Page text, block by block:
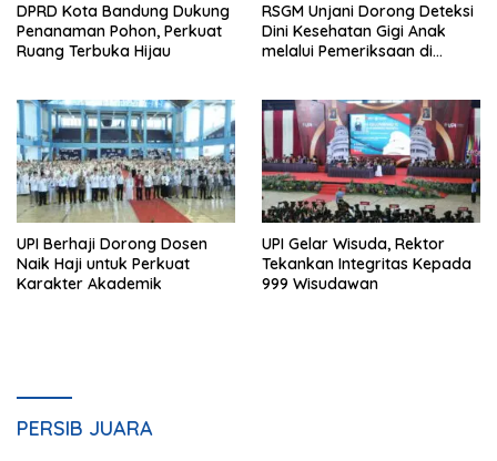
DPRD Kota Bandung Dukung
Penanaman Pohon, Perkuat
Ruang Terbuka Hijau
RSGM Unjani Dorong Deteksi
Dini Kesehatan Gigi Anak
melalui Pemeriksaan di
UPI Berhaji Dorong Dosen
Naik Haji untuk Perkuat
Karakter Akademik
UPI Gelar Wisuda, Rektor
Tekankan Integritas Kepada
999 Wisudawan
PERSIB JUARA